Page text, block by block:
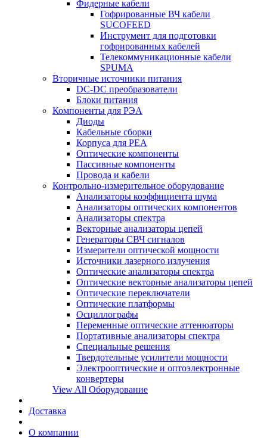
Фидерные кабели
Гофрированные ВЧ кабели
SUCOFEED
Инструмент для подготовки
гофрированных кабелей
Телекоммуникационные кабели
SPUMA
Вторичные источники питания
DC-DC преобразователи
Блоки питания
Компоненты для РЭА
Диоды
Кабельные сборки
Корпуса для РЕА
Оптические компоненты
Пассивные компоненты
Провода и кабели
Контрольно-измерительное оборудование
Анализаторы коэффициента шума
Анализаторы оптических компонентов
Анализаторы спектра
Векторные анализаторы цепей
Генераторы СВЧ сигналов
Измерители оптической мощности
Источники лазерного излучения
Оптические анализаторы спектра
Оптические векторные анализаторы цепей
Оптические переключатели
Оптические платформы
Осциллографы
Переменные оптические аттенюаторы
Портативные анализаторы спектра
Специальные решения
Твердотельные усилители мощности
Электрооптические и оптоэлектронные
конвертеры
View All Оборудование
Доставка
О компании